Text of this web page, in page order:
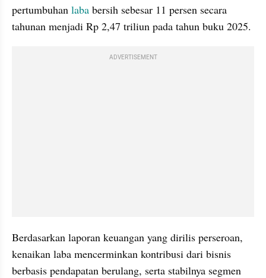
pertumbuhan laba bersih sebesar 11 persen secara
tahunan menjadi Rp 2,47 triliun pada tahun buku 2025.
ADVERTISEMENT
Berdasarkan laporan keuangan yang dirilis perseroan,
kenaikan laba mencerminkan kontribusi dari bisnis
berbasis pendapatan berulang, serta stabilnya segmen